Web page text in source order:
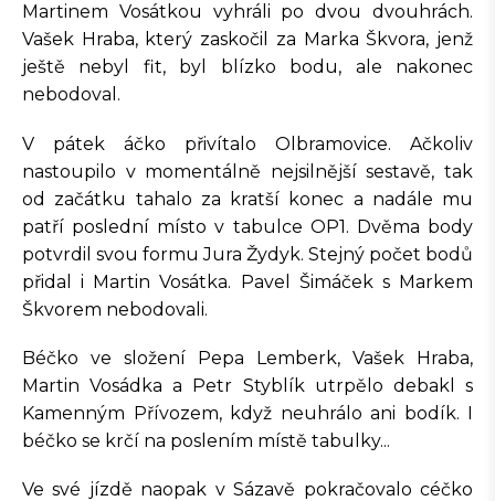
Martinem Vosátkou vyhráli po dvou dvouhrách.
Vašek Hraba, který zaskočil za Marka Škvora, jenž
ještě nebyl fit, byl blízko bodu, ale nakonec
nebodoval.
V pátek áčko přivítalo Olbramovice. Ačkoliv
nastoupilo v momentálně nejsilnější sestavě, tak
od začátku tahalo za kratší konec a nadále mu
patří poslední místo v tabulce OP1. Dvěma body
potvrdil svou formu Jura Žydyk. Stejný počet bodů
přidal i Martin Vosátka. Pavel Šimáček s Markem
Škvorem nebodovali.
Béčko ve složení Pepa Lemberk, Vašek Hraba,
Martin Vosádka a Petr Styblík utrpělo debakl s
Kamenným Přívozem, když neuhrálo ani bodík. I
béčko se krčí na poslením místě tabulky...
Ve své jízdě naopak v Sázavě pokračovalo céčko